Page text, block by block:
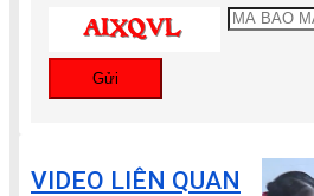
Gửi
VIDEO LIÊN QUAN